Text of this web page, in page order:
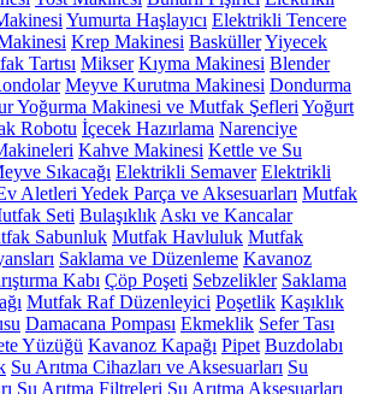
Yumurta Haşlayıcı Elektrikli Tencere
Krep Makinesi BasküllerYiyecek
Tartısı Mikser Kıyma Makinesi Blender
Meyve Kurutma Makinesi Dondurma
Yoğurma Makinesi ve Mutfak Şefleri Yoğurt
Robotu İçecek Hazırlama Narenciye
Kahve Makinesi Kettle ve Su
Sıkacağı Elektrikli Semaver Elektrikli
Aletleri Yedek Parça ve Aksesuarları Mutfak
Seti Bulaşıklık Askı ve Kancalar
Sabunluk Mutfak Havluluk Mutfak
Saklama ve Düzenleme Kavanoz
Kabı Çöp Poşeti Sebzelikler Saklama
Mutfak Raf Düzenleyici Poşetlik Kaşıklık
Damacana Pompası Ekmeklik Sefer Tası
Yüzüğü Kavanoz Kapağı Pipet Buzdolabı
Su Arıtma Cihazları ve Aksesuarları Su
Su Arıtma Filtreleri Su Arıtma Aksesuarları